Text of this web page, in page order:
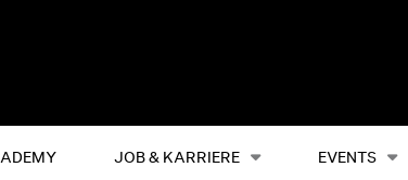
JOB & KARRIERE EVENTS
Alles Events